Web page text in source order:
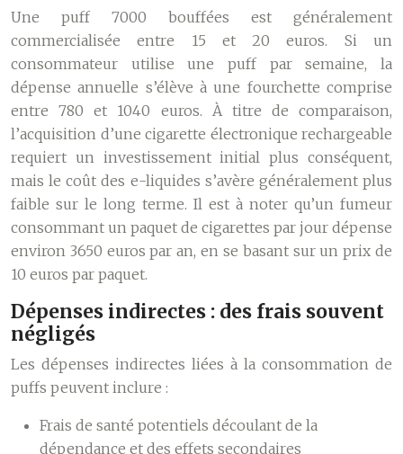
Une puff 7000 bouffées est généralement
commercialisée entre 15 et 20 euros. Si un
consommateur utilise une puff par semaine, la
dépense annuelle s’élève à une fourchette comprise
entre 780 et 1040 euros. À titre de comparaison,
l’acquisition d’une cigarette électronique rechargeable
requiert un investissement initial plus conséquent,
mais le coût des e-liquides s’avère généralement plus
faible sur le long terme. Il est à noter qu’un fumeur
consommant un paquet de cigarettes par jour dépense
environ 3650 euros par an, en se basant sur un prix de
10 euros par paquet.
Dépenses indirectes : des frais souvent
négligés
Les dépenses indirectes liées à la consommation de
puffs peuvent inclure :
Frais de santé potentiels découlant de la
dépendance et des effets secondaires